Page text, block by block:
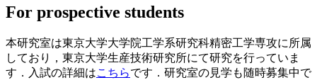
For prospective students
本研究室は東京大学大学院工学系研究科精密工学専攻に所属
しており，東京大学生産技術研究所にて研究を行っていま
す．入試の詳細はこちらです．研究室の見学も随時募集中で